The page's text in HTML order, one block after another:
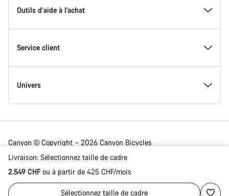
Livraison: Sélectionnez taille de cadre
2.549 CHF ou à partir de 425 CHF/mois
Sélectionnez taille de cadre
L'innovation chez Canyon
Canyon Factory Racing
Récompenses
Travailler chez Canyon
Actualités presse de Canyon
Evénements
Trouver les emplacements Canyon
Équipes, athlètes & coureurs
Actualités et articles de blog
Conseils & Astuces
Outils d’aide à l'achat
Trouvez votre Modèle
Vélos en stock
Trouvez votre taille chez Canyon
Comparateur de vélos
Service client
Assistance
Emplacement des ateliers partenaires
Expédition
Univers
Vélos de route
Vélos gravel
Canyon © Copyright – 2026 Canyon Bicycles
GmbH – All Rights Reserved
Suisse | Français